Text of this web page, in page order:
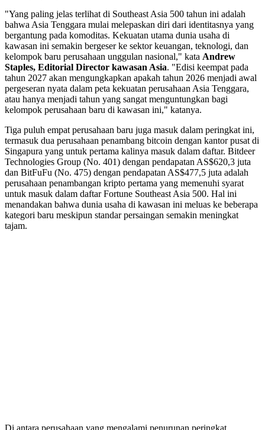
"Yang paling jelas terlihat di Southeast Asia 500 tahun ini adalah
bahwa Asia Tenggara mulai melepaskan diri dari identitasnya yang
bergantung pada komoditas. Kekuatan utama dunia usaha di
kawasan ini semakin bergeser ke sektor keuangan, teknologi, dan
kelompok baru perusahaan unggulan nasional," kata Andrew
Staples, Editorial Director kawasan Asia. "Edisi keempat pada
tahun 2027 akan mengungkapkan apakah tahun 2026 menjadi awal
pergeseran nyata dalam peta kekuatan perusahaan Asia Tenggara,
atau hanya menjadi tahun yang sangat menguntungkan bagi
kelompok perusahaan baru di kawasan ini," katanya.
Tiga puluh empat perusahaan baru juga masuk dalam peringkat ini,
termasuk dua perusahaan penambang bitcoin dengan kantor pusat di
Singapura yang untuk pertama kalinya masuk dalam daftar. Bitdeer
Technologies Group (No. 401) dengan pendapatan AS$620,3 juta
dan BitFuFu (No. 475) dengan pendapatan AS$477,5 juta adalah
perusahaan penambangan kripto pertama yang memenuhi syarat
untuk masuk dalam daftar Fortune Southeast Asia 500. Hal ini
menandakan bahwa dunia usaha di kawasan ini meluas ke beberapa
kategori baru meskipun standar persaingan semakin meningkat
tajam.
Di antara perusahaan yang mengalami penurunan peringkat